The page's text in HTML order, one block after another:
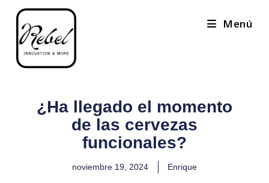
Menú
¿Ha llegado el momento
de las cervezas
funcionales?
noviembre 19, 2024 Enrique